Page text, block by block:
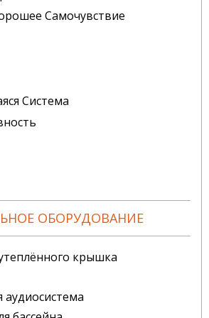
Самочувствие
Система
ОБОРУДОВАНИЕ
крышка
аудиосистема